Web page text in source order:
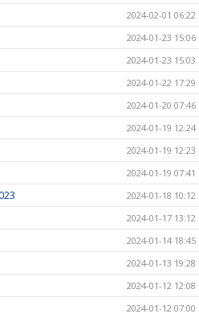
2024-02-01 06:22
2024-01-23 15:06
2024-01-23 15:03
2024-01-22 17:29
2024-01-20 07:46
2024-01-19 12:24
2024-01-19 12:23
2024-01-19 07:41
2024-01-18 10:12
2024-01-17 13:12
2024-01-14 18:45
2024-01-13 19:28
2024-01-12 12:08
2024-01-12 07:00